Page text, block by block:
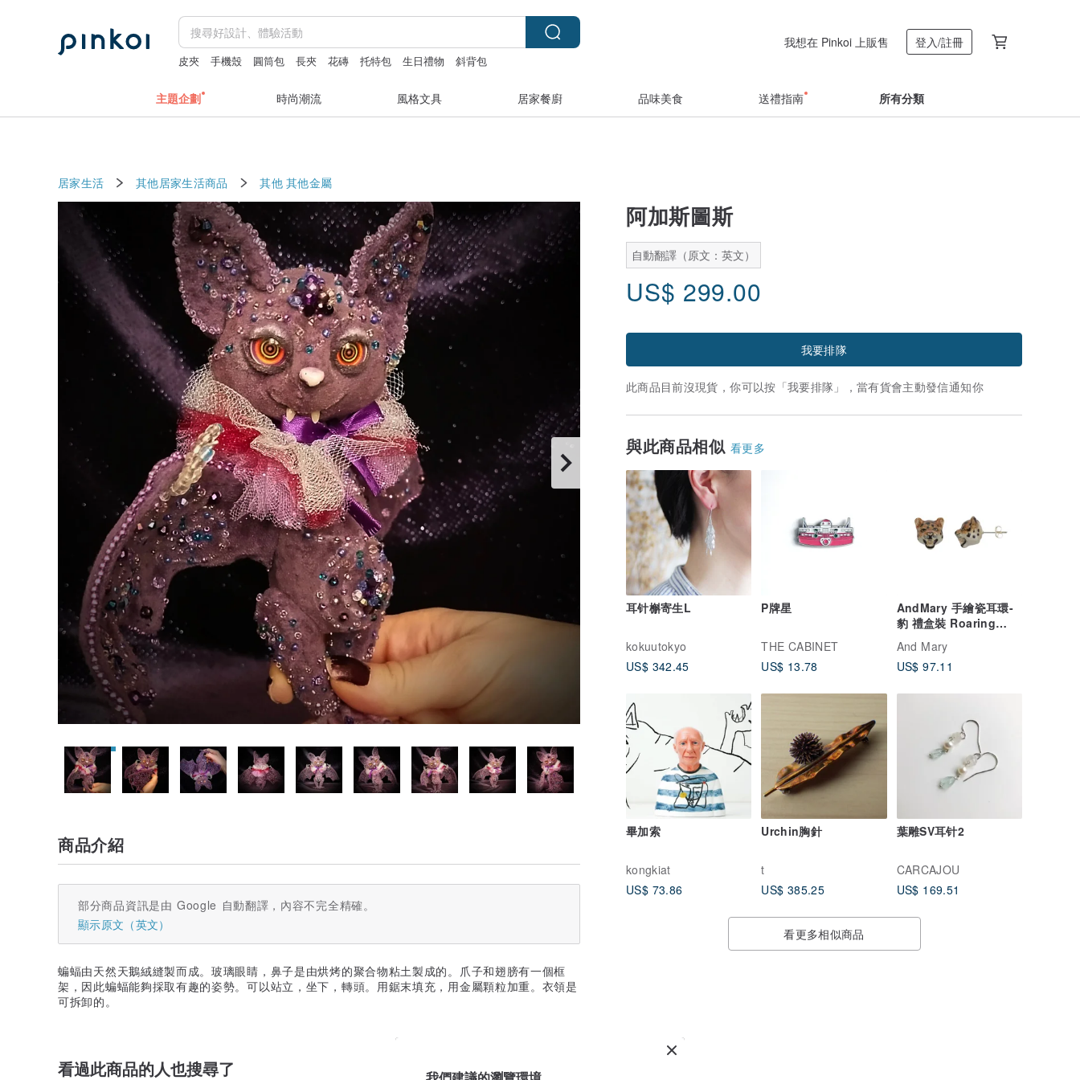
皮夾 手機殼 圓筒包 長夾 花磚 托特包 生日禮物 斜背包
我想在 Pinkoi 上販售 登入/註冊
主題企劃 時尚潮流 風格文具 居家餐廚 品味美食 送禮指南 所有分類
居家生活 其他居家生活商品 其他 其他金屬
阿加斯圖斯
自動翻譯（原文：英文）
US$ 299.00
我要排隊
此商品目前沒現貨，你可以按「我要排隊」，當有貨會主動發信通知你
與此商品相似 看更多
耳针槲寄生L
kokuutokyo
US$ 342.45
P牌星
THE CABINET
US$ 13.78
AndMary 手繪瓷耳環-
豹 禮盒裝 Roaring
Leopard Earrings
And Mary
US$ 97.11
畢加索
kongkiat
US$ 73.86
Urchin胸針
t
US$ 385.25
葉雕SV耳针2
CARCAJOU
US$ 169.51
看更多相似商品
商品介紹
部分商品資訊是由 Google 自動翻譯，內容不完全精確。
顯示原文（英文）
蝙蝠由天然天鵝絨縫製而成。玻璃眼睛，鼻子是由烘烤的聚合物粘土製成的。爪子和翅膀有一個框
架，因此蝙蝠能夠採取有趣的姿勢。可以站立，坐下，轉頭。用鋸末填充，用金屬顆粒加重。衣領是
可拆卸的。
看過此商品的人也搜尋了